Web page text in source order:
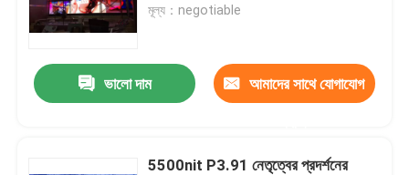
মূল্য：negotiable
ভালো দাম আমাদের সাথে যোগাযোগ
5500nit P3.91 নেতৃত্বের প্রদর্শনের